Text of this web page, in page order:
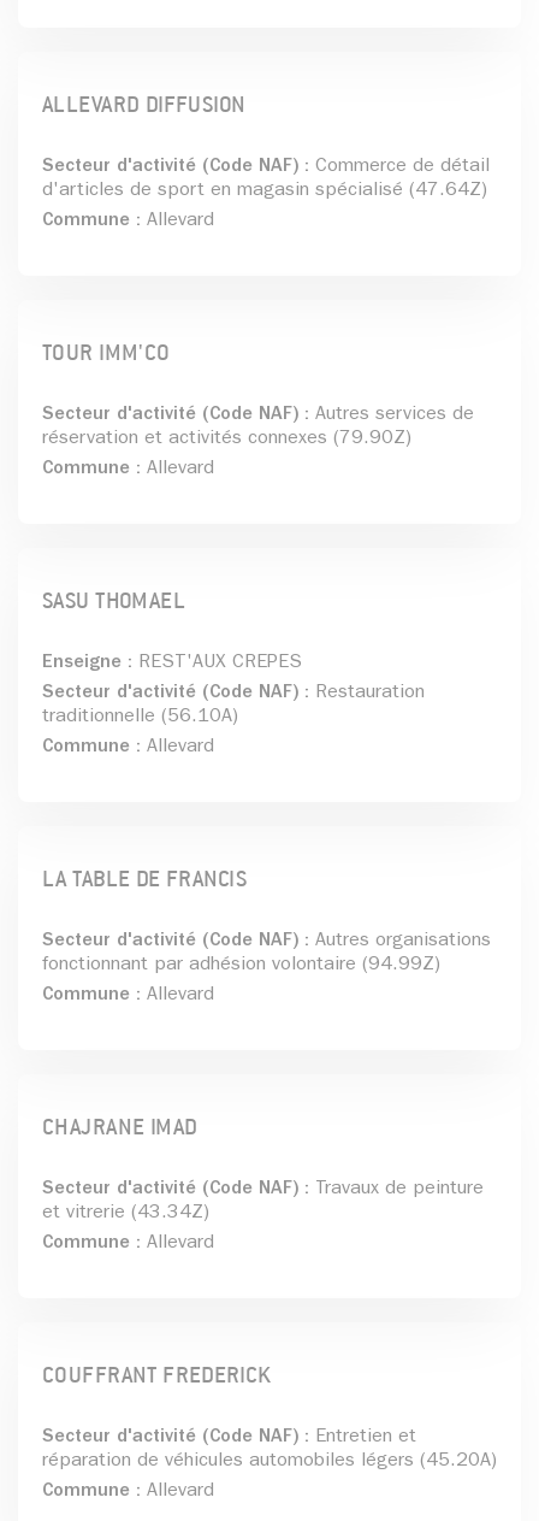
ALLEVARD DIFFUSION
Secteur d'activité (Code NAF) : Commerce de détail
d'articles de sport en magasin spécialisé (47.64Z)
Commune : Allevard
TOUR IMM'CO
Secteur d'activité (Code NAF) : Autres services de
réservation et activités connexes (79.90Z)
Commune : Allevard
SASU THOMAEL
Enseigne : REST'AUX CREPES
Secteur d'activité (Code NAF) : Restauration
traditionnelle (56.10A)
Commune : Allevard
LA TABLE DE FRANCIS
Secteur d'activité (Code NAF) : Autres organisations
fonctionnant par adhésion volontaire (94.99Z)
Commune : Allevard
CHAJRANE IMAD
Secteur d'activité (Code NAF) : Travaux de peinture
et vitrerie (43.34Z)
Commune : Allevard
COUFFRANT FREDERICK
Secteur d'activité (Code NAF) : Entretien et
réparation de véhicules automobiles légers (45.20A)
Commune : Allevard